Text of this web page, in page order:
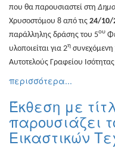
Εκδηλώσεις
για
Παιδιά
Άλλες
Εκδηλώσεις
ΤΟΠΟΣ
ΜΑΣ
που θα παρουσιαστεί στη
Χρυσοστόμου 8 από τις 24/10/
παράλληλης δράσης του 5ου
υλοποιείται για 2η συνεχόμενη
Αυτοτελούς Γραφείου
περισσότερα...
Έκθεση με
παρουσιάζει
Εικαστικών